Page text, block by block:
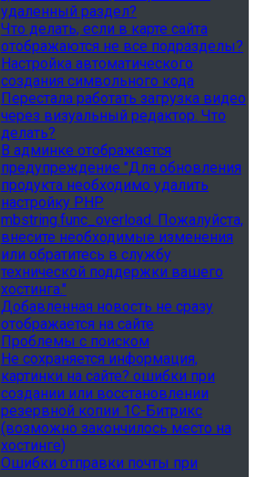
удаленный раздел?
Что делать, если в карте сайта
отображаются не все подразделы?
Настройка автоматического
создания символьного кода
Перестала работать загрузка видео
через визуальный редактор. Что
делать?
В админке отображается
предупреждение "Для обновления
продукта необходимо удалить
настройку PHP
mbstring.func_overload. Пожалуйста,
внесите необходимые изменения
или обратитесь в службу
технической поддержки вашего
хостинга."
Добавленная новость не сразу
отображается на сайте
Проблемы с поиском
Не сохраняется информация,
картинки на сайте? ошибки при
создании или восстановлении
резервной копии 1С-Битрикс
(возможно закончилось место на
хостинге)
Ошибки отправки почты при